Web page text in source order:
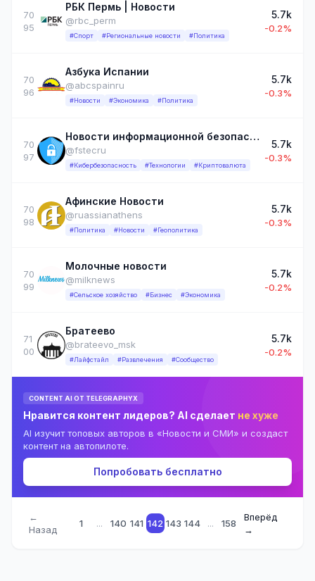
70
95
РБК Пермь | Новости
@rbc_perm
#Спорт #Региональные новости #Политика
5.7k
-0.2%
70
96
Азбука Испании
@abcspainru
#Новости #Экономика #Политика
5.7k
-0.3%
70
97
Новости информационной безопасности
@fstecru
#Кибербезопасность #Технологии #Криптовалюта
5.7k
-0.3%
70
98
Афинские Новости
@ruassianathens
#Политика #Новости #Геополитика
5.7k
-0.3%
70
99
Молочные новости
@milknews
#Сельское хозяйство #Бизнес #Экономика
5.7k
-0.2%
71
00
Братеево
@brateevo_msk
#Лайфстайл #Развлечения #Сообщество
5.7k
-0.2%
CONTENT AI ОТ TELEGRAPHYX
Нравится контент лидеров? AI сделает не хуже
AI изучит топовых авторов в «Новости и СМИ» и создаст
контент на автопилоте.
Попробовать бесплатно
←
Назад
1 ... 140 141 142 143 144 ... 158
Вперёд
→